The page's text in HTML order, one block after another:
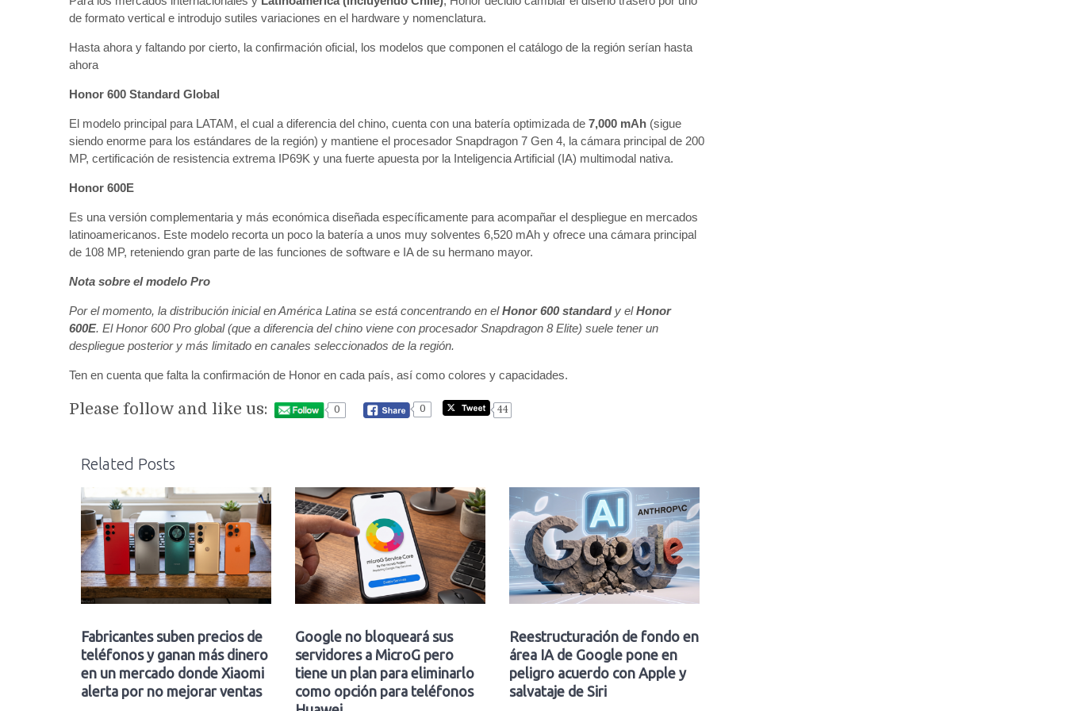
de formato vertical e introdujo sutiles variaciones en el hardware y nomenclatura.
Hasta ahora y faltando por cierto, la confirmación oficial, los modelos que componen el catálogo de la región serían hasta
ahora
Honor 600 Standard Global
El modelo principal para LATAM, el cual a diferencia del chino, cuenta con una batería optimizada de 7,000 mAh (sigue
siendo enorme para los estándares de la región) y mantiene el procesador Snapdragon 7 Gen 4, la cámara principal de 200
MP, certificación de resistencia extrema IP69K y una fuerte apuesta por la Inteligencia Artificial (IA) multimodal nativa.
Honor 600E
Es una versión complementaria y más económica diseñada específicamente para acompañar el despliegue en mercados
latinoamericanos. Este modelo recorta un poco la batería a unos muy solventes 6,520 mAh y ofrece una cámara principal
de 108 MP, reteniendo gran parte de las funciones de software e IA de su hermano mayor.
Nota sobre el modelo Pro
Por el momento, la distribución inicial en América Latina se está concentrando en elHonor 600 standardy elHonor
600E. El Honor 600 Pro global (que a diferencia del chino viene con procesador Snapdragon 8 Elite) suele tener un
despliegue posterior y más limitado en canales seleccionados de la región.
Ten en cuenta que falta la confirmación de Honor en cada país, así como colores y capacidades.
Please follow and like us: 0 0 44
Related Posts
Fabricantes suben precios de
teléfonos y ganan más dinero
en un mercado donde Xiaomi
alerta por no mejorar ventas
Google no bloqueará sus
servidores a MicroG pero
tiene un plan para eliminarlo
como opción para teléfonos
Reestructuración de fondo en
área IA de Google pone en
peligro acuerdo con Apple y
salvataje de Siri